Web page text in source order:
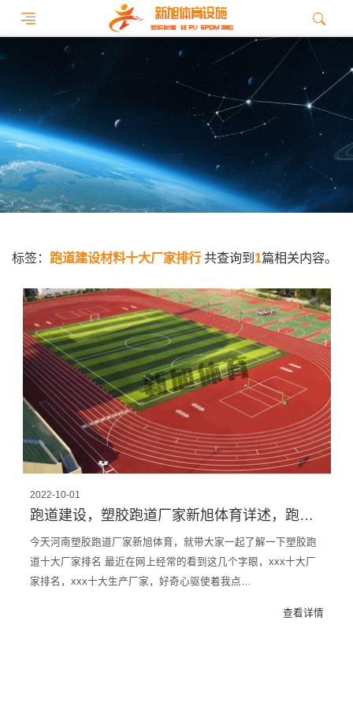
标签： 跑道建设材料十大厂家排行共查询到 1篇相关内容。
2022-10-01
跑道建设，塑胶跑道厂家新旭体育详述，跑道生产厂家十大排行
今天河南塑胶跑道厂家新旭体育，就带大家一起了解一下塑胶跑
道十大厂家排名 最近在网上经常的看到这几个字眼，xxx十大厂
家排名，xxx十大生产厂家，好奇心驱使着我点…
查看详情